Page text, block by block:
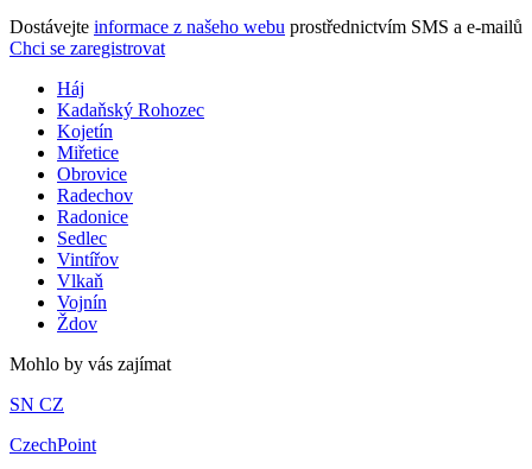
Dostávejte informace z našeho webu prostřednictvím SMS a e-mailů
Chci se zaregistrovat
Háj
Kadaňský Rohozec
Kojetín
Miřetice
Obrovice
Radechov
Radonice
Sedlec
Vintířov
Vlkaň
Vojnín
Ždov
Mohlo by vás zajímat
SN CZ
CzechPoint